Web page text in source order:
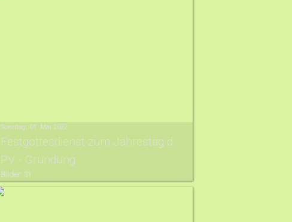
Sonntag, 01. Mai 2022
Festgottesdienst zum Jahrestag d.
PV - Gründung
Bilder: 31